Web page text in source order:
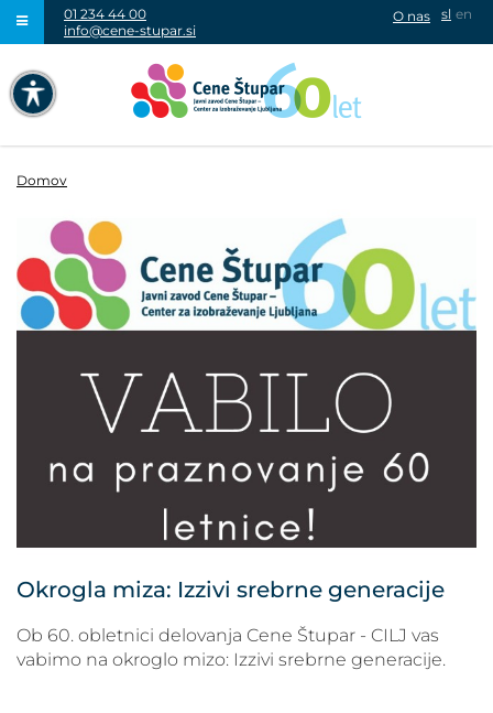
NAVIGACIJA PREKO TIPKOVNICE
VISOK KONTRAST
POVEČAJ PISAVO
01 234 44 00
info@cene-stupar.si
sl en
O nas
Domov
Okrogla miza: Izzivi srebrne generacije
Ob 60. obletnici delovanja Cene Štupar - CILJ vas
vabimo na okroglo mizo: Izzivi srebrne generacije.